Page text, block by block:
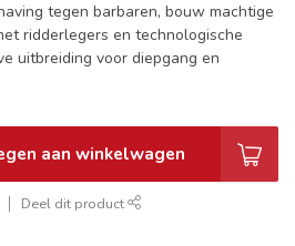
tegen barbaren, bouw machtige
ridderlegers en technologische
uitbreiding voor diepgang en
aan winkelwagen
Deel dit product